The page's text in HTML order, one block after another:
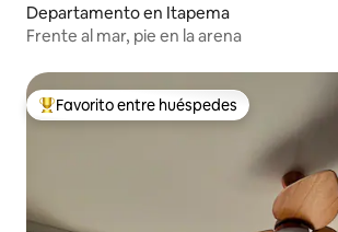
Departamento en Itapema
Frente al mar, pie en la arena
De los mejores en Favorito entre huéspedes
Favorito entre huéspedes